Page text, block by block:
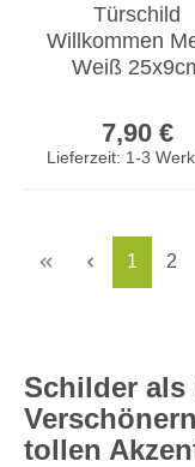
Türschild
Willkommen
Weiß
Gartenschild
7,90 €
Lieferzeit: 1-3
Seite
1 2
Schilder als
tollen